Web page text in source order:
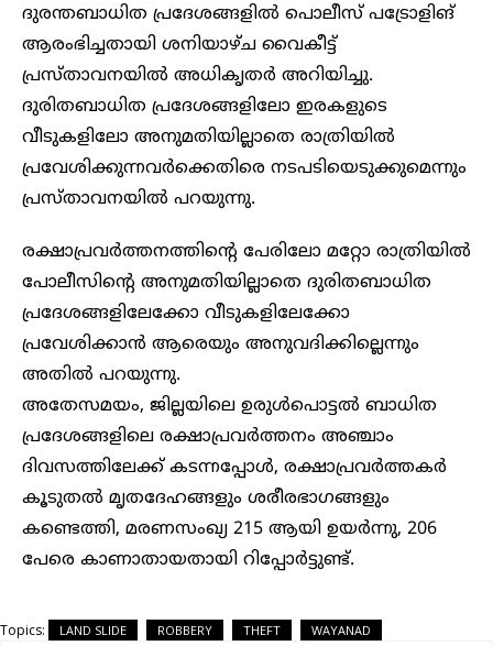
ദുരന്തബാധിത പ്രദേശങ്ങളിൽ പൊലീസ് പട്രോളിങ്
ആരംഭിച്ചതായി ശനിയാഴ്ച വൈകീട്ട്
പ്രസ്താവനയിൽ അധികൃതർ അറിയിച്ചു.
ദുരിതബാധിത പ്രദേശങ്ങളിലോ ഇരകളുടെ
വീടുകളിലോ അനുമതിയില്ലാതെ രാത്രിയിൽ
പ്രവേശിക്കുന്നവർക്കെതിരെ നടപടിയെടുക്കുമെന്നും
പ്രസ്താവനയിൽ പറയുന്നു.
രക്ഷാപ്രവർത്തനത്തിൻ്റെ പേരിലോ മറ്റോ രാത്രിയിൽ
പോലീസിൻ്റെ അനുമതിയില്ലാതെ ദുരിതബാധിത
പ്രദേശങ്ങളിലേക്കോ വീടുകളിലേക്കോ
പ്രവേശിക്കാൻ ആരെയും അനുവദിക്കില്ലെന്നും
അതിൽ പറയുന്നു.
അതേസമയം, ജില്ലയിലെ ഉരുൾപൊട്ടൽ ബാധിത
പ്രദേശങ്ങളിലെ രക്ഷാപ്രവർത്തനം അഞ്ചാം
ദിവസത്തിലേക്ക് കടന്നപ്പോൾ, രക്ഷാപ്രവർത്തകർ
കൂടുതൽ മൃതദേഹങ്ങളും ശരീരഭാഗങ്ങളും
കണ്ടെത്തി, മരണസംഖ്യ 215 ആയി ഉയർന്നു, 206
പേരെ കാണാതായതായി റിപ്പോർട്ടുണ്ട്.
Topics: LAND SLIDE ROBBERY THEFT WAYANAD